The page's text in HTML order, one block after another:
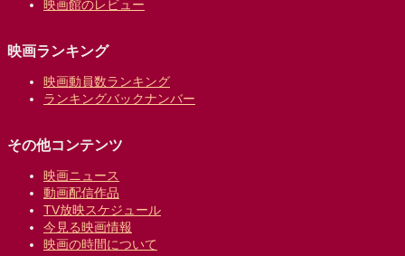
映画館のレビュー
映画ランキング
映画動員数ランキング
ランキングバックナンバー
その他コンテンツ
映画ニュース
動画配信作品
TV放映スケジュール
今見る映画情報
映画の時間について